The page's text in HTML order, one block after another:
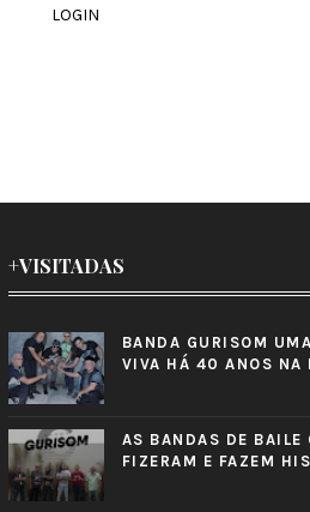
LOGIN
+VISITADAS
BANDA GURISOM
VIVA HÁ 40 ANOS NA
AS BANDAS DE BAILE
FIZERAM E FAZEM